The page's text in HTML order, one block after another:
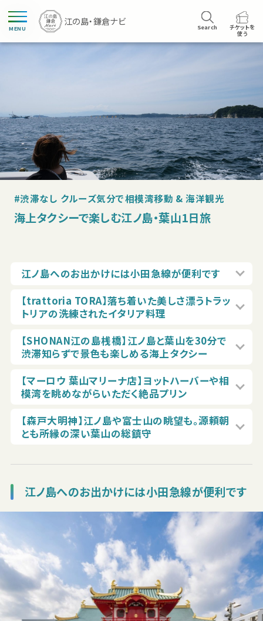
MENU Search
チケットを
使う
#渋滞なし クルーズ気分で相模湾移動 & 海洋観光
海上タクシーで楽しむ江ノ島・葉山1日旅
江ノ島へのお出かけには小田急線が便利です
【trattoria TORA】落ち着いた美しさ漂うトラッ
トリアの洗練されたイタリア料理
【SHONAN江の島桟橋】江ノ島と葉山を30分で
渋滞知らずで景色も楽しめる海上タクシー
【マーロウ 葉山マリーナ店】ヨットハーバーや相
模湾を眺めながらいただく絶品プリン
【森戸大明神】江ノ島や富士山の眺望も。源頼朝
とも所縁の深い葉山の総鎮守
江ノ島へのお出かけには小田急線が便利です